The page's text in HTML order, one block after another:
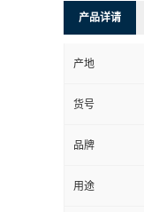
产品详请
产地
货号
品牌
用途